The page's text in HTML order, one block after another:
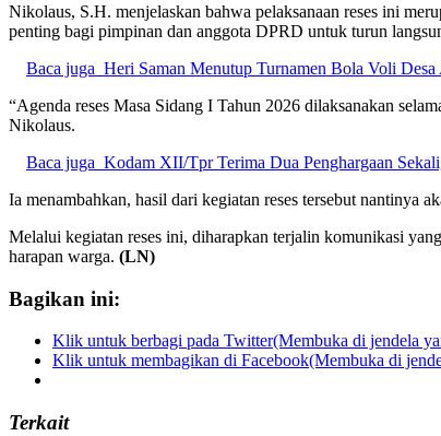
Nikolaus, S.H. menjelaskan bahwa pelaksanaan reses ini
penting bagi pimpinan dan anggota DPRD untuk turun
Baca juga Heri Saman Menutup Turnamen Bola Voli
“Agenda reses Masa Sidang I Tahun 2026 dilaksanakan
Nikolaus.
Baca juga Kodam XII/Tpr Terima Dua Penghargaan
Ia menambahkan, hasil dari kegiatan reses tersebut nantinya
Melalui kegiatan reses ini, diharapkan terjalin komunikasi
harapan warga. (LN)
Bagikan ini:
Klik untuk berbagi pada Twitter(Membuka di jendela
Klik untuk membagikan di Facebook(Membuka di
Terkait